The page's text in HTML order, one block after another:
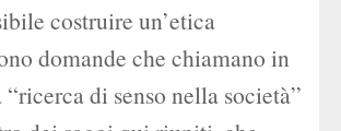
costruire un’etica
domande che chiamano in
di senso nella società”